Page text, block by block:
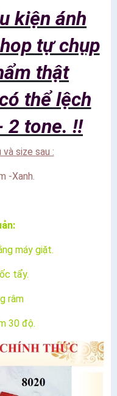
kiện ánh
tự chụp
thật
thể lệch
2 tone. ‼️
size sau :
-Xanh.
máy giặt.
tẩy.
râm
30 độ.